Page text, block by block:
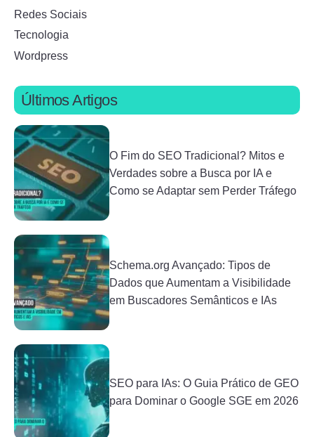
Redes Sociais
Tecnologia
Wordpress
Últimos Artigos
O Fim do SEO Tradicional? Mitos e
Verdades sobre a Busca por IA e
Como se Adaptar sem Perder Tráfego
Schema.org Avançado: Tipos de
Dados que Aumentam a Visibilidade
em Buscadores Semânticos e IAs
SEO para IAs: O Guia Prático de GEO
para Dominar o Google SGE em 2026